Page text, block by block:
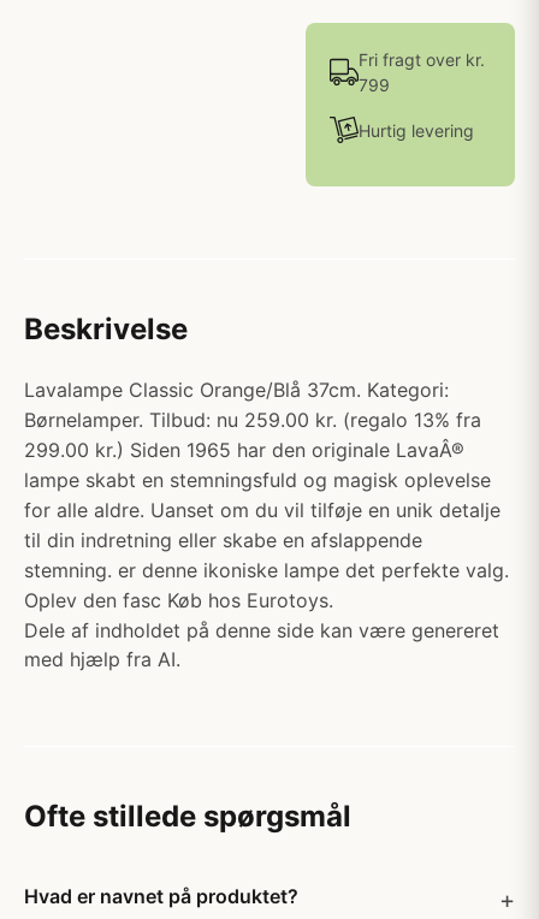
Fri fragt over kr.
799
Hurtig levering
Beskrivelse
Lavalampe Classic Orange/Blå 37cm. Kategori:
Børnelamper. Tilbud: nu 259.00 kr. (regalo 13% fra
299.00 kr.) Siden 1965 har den originale LavaÂ®
lampe skabt en stemningsfuld og magisk oplevelse
for alle aldre. Uanset om du vil tilføje en unik detalje
til din indretning eller skabe en afslappende
stemning. er denne ikoniske lampe det perfekte valg.
Oplev den fasc Køb hos Eurotoys.
Dele af indholdet på denne side kan være genereret
med hjælp fra AI.
Ofte stillede spørgsmål
Hvad er navnet på produktet?